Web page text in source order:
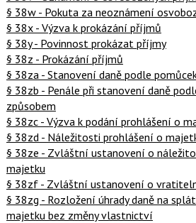
§ 38w - Pokuta za neoznámení
§ 38x - Výzva k prokázání příjmů
§ 38y - Povinnost prokázat příjmy
§ 38z - Prokázání příjmů
§ 38za - Stanovení daně podle
§ 38zb - Penále při stanovení daně
způsobem
§ 38zc - Výzva k podání prohlášení o
§ 38zd - Náležitosti prohlášení o
§ 38ze - Zvláštní ustanovení o
majetku
§ 38zf - Zvláštní ustanovení o
§ 38zg - Rozložení úhrady daně na
majetku bez změny vlastnictví